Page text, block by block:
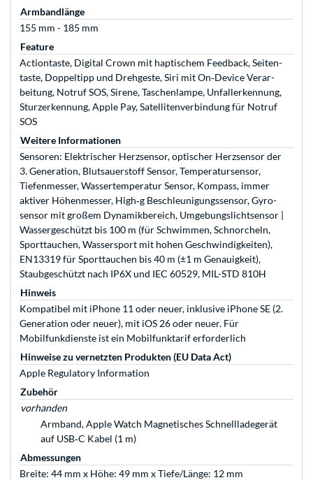
Armbandlänge
155 mm - 185 mm
Feature
Actiontaste, Digital Crown mit haptischem Feed­back, Seiten­
taste, Doppel­tipp und Drehgeste, Siri mit On‑Device Ver­ar­
beitung, Notruf SOS, Sirene, Taschenlampe, Unfallerkennung,
Sturzerkennung, Apple Pay, Satellitenverbindung für Notruf
SOS
Weitere Informationen
Sensoren: Elektrischer Herz­sensor, optischer Herz­sensor der
3. Gene­ra­tion, Blut­sauer­stoff Sensor, Temperatur­sensor,
Tiefen­messer, Wasser­tempe­ratur Sensor, Kompass, immer
aktiver Höhen­messer, High‑g Beschleu­ni­gungs­sensor, Gyro­
sensor mit großem Dynamik­bereich, Um­ge­bungs­licht­sensor |
Wasser­ge­schützt bis 100 m (für Schwimmen, Schnorcheln,
Sporttauchen, Wasser­sport mit hohen Ge­schwin­dig­keiten),
EN13319 für Sporttauchen bis 40 m (±1 m Genauigkeit),
Staubgeschützt nach IP6X und IEC 60529, MIL-STD 810H
Hinweis
Kompatibel mit iPhone 11 oder neuer, inklusive iPhone SE (2.
Gene­ra­tion oder neuer), mit iOS 26 oder neuer. Für
Mobilfunkdienste ist ein Mobilfunktarif erforderlich
Hinweise zu vernetzten Produkten (EU Data Act)
Apple Regulatory Information
Zubehör
vorhanden
Armband, Apple Watch Magne­tisches Schnell­ladegerät
auf USB‑C Kabel (1 m)
Abmessungen
Breite: 44 mm x Höhe: 49 mm x Tiefe/Länge: 12 mm